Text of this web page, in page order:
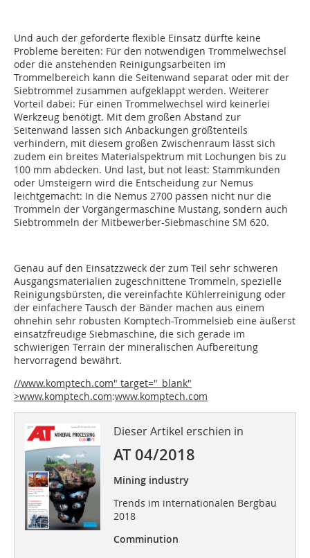
Und auch der geforderte flexible Einsatz dürfte keine
Probleme bereiten: Für den notwendigen Trommelwechsel
oder die anstehenden Reinigungsarbeiten im
Trommelbereich kann die Seitenwand separat oder mit der
Siebtrommel zusammen aufgeklappt werden. Weiterer
Vorteil dabei: Für einen Trommelwechsel wird keinerlei
Werkzeug benötigt. Mit dem großen Abstand zur
Seitenwand lassen sich Anbackungen größtenteils
verhindern, mit diesem großen Zwischenraum lässt sich
zudem ein breites Materialspektrum mit Lochungen bis zu
100 mm abdecken. Und last, but not least: Stammkunden
oder Umsteigern wird die Entscheidung zur Nemus
leichtgemacht: In die Nemus 2700 passen nicht nur die
Trommeln der Vorgängermaschine Mustang, sondern auch
Siebtrommeln der Mitbewerber-Siebmaschine SM 620.
Genau auf den Einsatzzweck der zum Teil sehr schweren
Ausgangsmaterialien zugeschnittene Trommeln, spezielle
Reinigungsbürsten, die vereinfachte Kühlerreinigung oder
der einfachere Tausch der Bänder machen aus einem
ohnehin sehr robusten Komptech-Trommelsieb eine äußerst
einsatzfreudige Siebmaschine, die sich gerade im
schwierigen Terrain der mineralischen Aufbereitung
hervorragend bewährt.
//www.komptech.com" target="_blank"
>www.komptech.com:www.komptech.com
Dieser Artikel erschien in
AT 04/2018
Mining industry
Trends im internationalen Bergbau
2018
Comminution